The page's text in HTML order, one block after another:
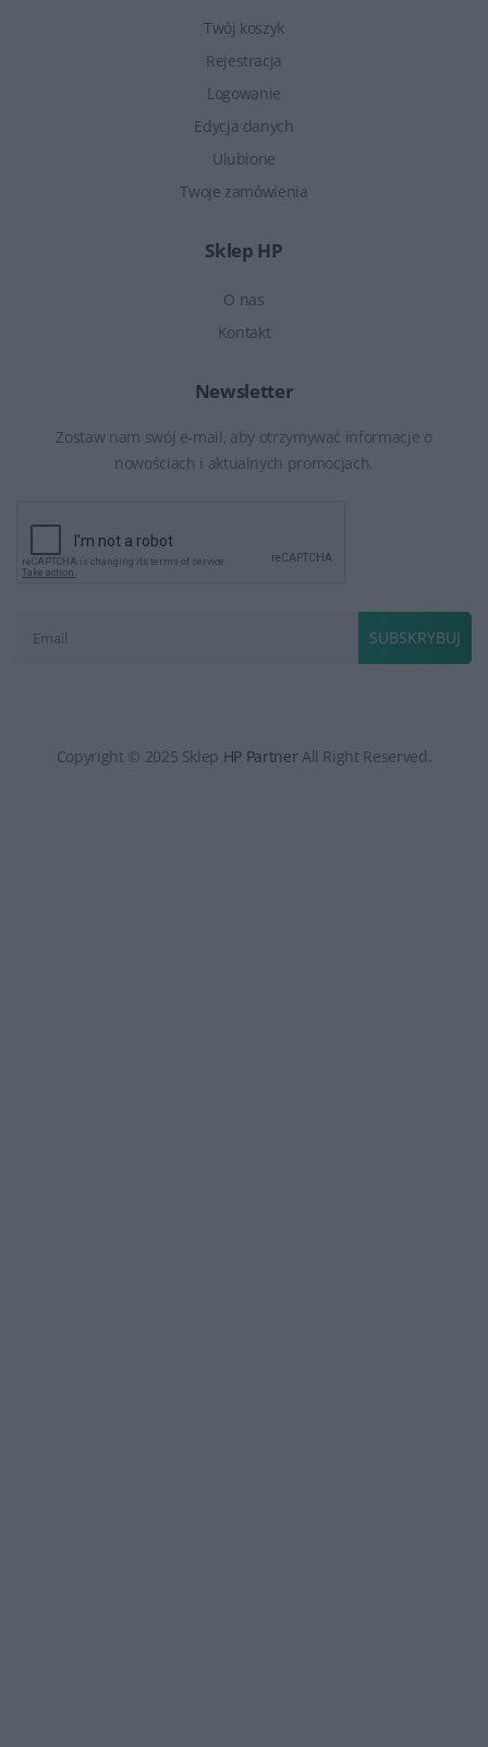
Twój koszyk
Rejestracja
Logowanie
Edycja danych
Ulubione
Twoje zamówienia
Sklep HP
O nas
Kontakt
Newsletter
Zostaw nam swój e-mail, aby otrzymywać informacje o
nowościach i aktualnych promocjach.
SUBSKRYBUJ
Copyright © 2025 Sklep HP Partner All Right Reserved.